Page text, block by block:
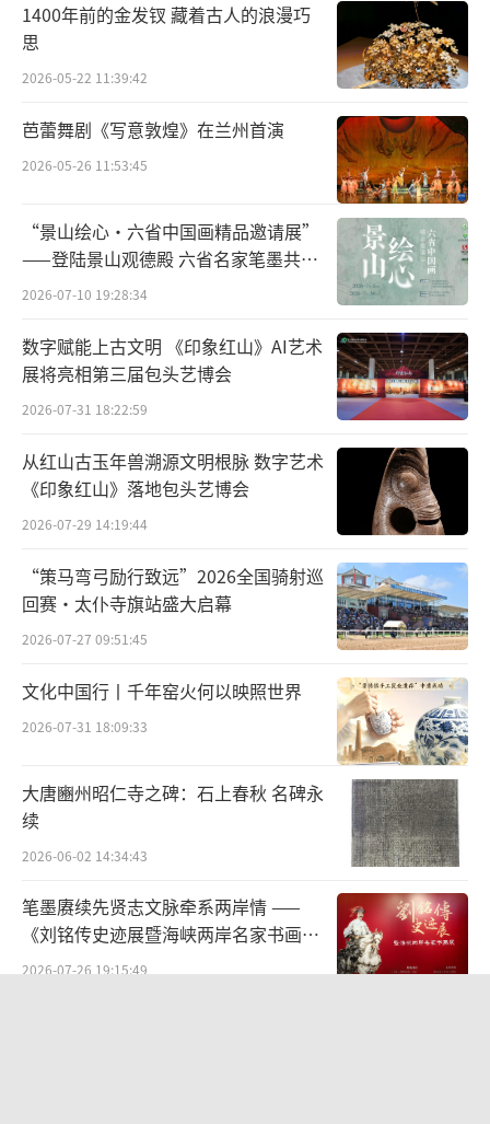
晋江市掌中木偶艺术保护传承中心率先登
场，经典剧目《掌中集萃》展现南派掌中木偶
细腻传神的表演技艺，旦角行止优雅，丑角诙
谐风趣，武戏大开大阖，引得满堂喝彩。泉州
市提线木偶戏传承保护中心演绎的《狮子舞》
将现场气氛推向高潮，金红双狮在丝线牵引下
腾挪跳跃，母狮衔子温情脉脉，幼狮扑跃活泼
可爱，精湛技艺令观众掌声不断。
台湾霹雳国际多媒体股份有限公司作为台
1400年前的金发钗 藏着古人的浪漫巧
思
2026-05-22 11:39:42
芭蕾舞剧《写意敦煌》在兰州首演
2026-05-26 11:53:45
“景山绘心・六省中国画精品邀请展”
——登陆景山观德殿 六省名家笔墨共绘
中轴雅韵
2026-07-10 19:28:34
数字赋能上古文明 《印象红山》AI艺术
展将亮相第三届包头艺博会
2026-07-31 18:22:59
从红山古玉年兽溯源文明根脉 数字艺术
《印象红山》落地包头艺博会
2026-07-29 14:19:44
“策马弯弓励行致远”2026全国骑射巡
回赛·太仆寺旗站盛大启幕
2026-07-27 09:51:45
文化中国行丨千年窑火何以映照世界
2026-07-31 18:09:33
大唐豳州昭仁寺之碑：石上春秋 名碑永
续
2026-06-02 14:34:43
笔墨赓续先贤志文脉牵系两岸情 ——
《刘铭传史迹展暨海峡两岸名家书画
展》
2026-07-26 19:15:49